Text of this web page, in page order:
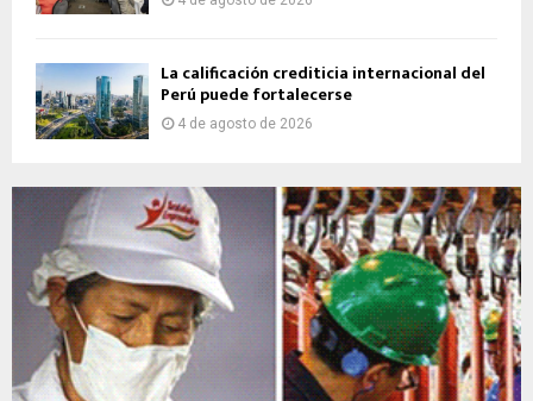
La calificación crediticia internacional del
Perú puede fortalecerse
4 de agosto de 2026